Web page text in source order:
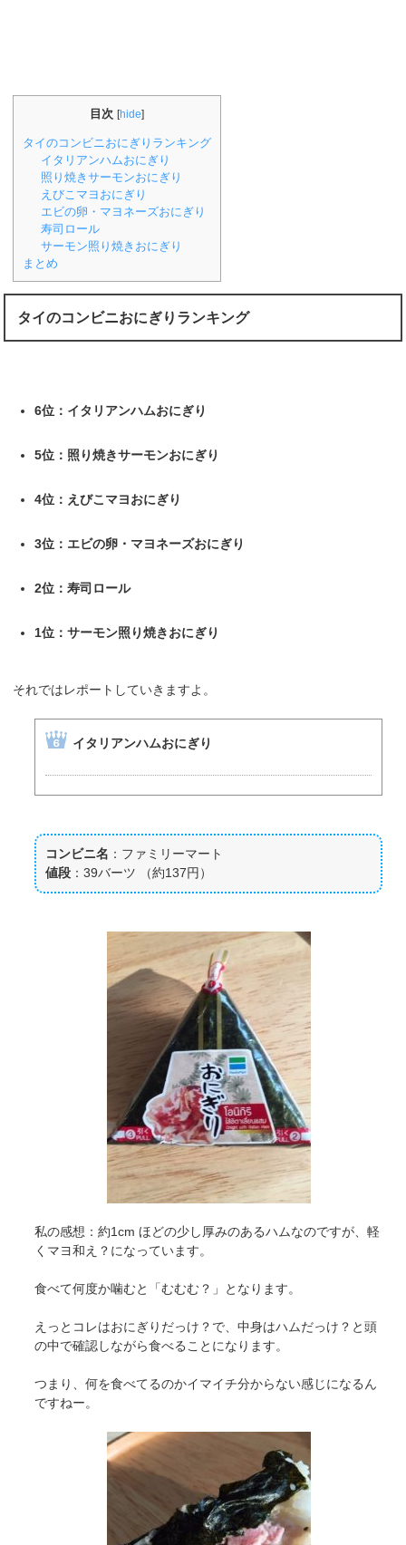
目次 [hide]
タイのコンビニおにぎりランキング
イタリアンハムおにぎり
照り焼きサーモンおにぎり
えびこマヨおにぎり
エビの卵・マヨネーズおにぎり
寿司ロール
サーモン照り焼きおにぎり
まとめ
タイのコンビニおにぎりランキング
6位：イタリアンハムおにぎり
5位：照り焼きサーモンおにぎり
4位：えびこマヨおにぎり
3位：エビの卵・マヨネーズおにぎり
2位：寿司ロール
1位：サーモン照り焼きおにぎり
それではレポートしていきますよ。
イタリアンハムおにぎり
コンビニ名 ：ファミリーマート
値段 ：39バーツ （約137円）
私の感想：約1cm ほどの少し厚みのあるハムなのですが、軽
くマヨ和え？になっています。
食べて何度か噛むと「むむむ？」となります。
えっとコレはおにぎりだっけ？で、中身はハムだっけ？と頭
の中で確認しながら食べることになります。
つまり、何を食べてるのかイマイチ分からない感じになるん
ですねー。